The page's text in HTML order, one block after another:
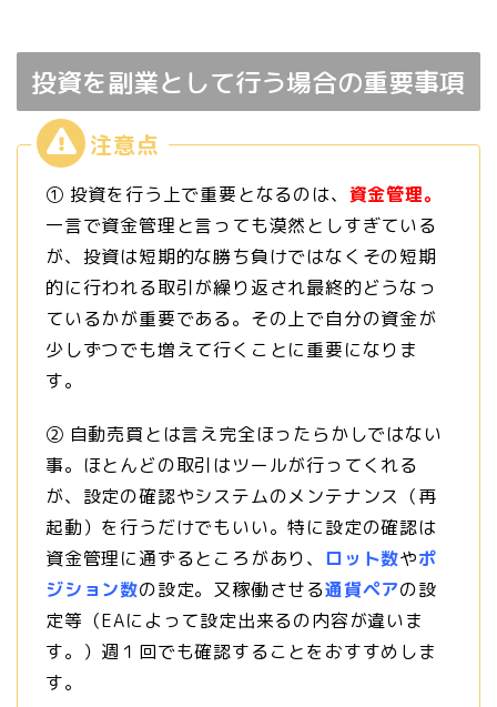
投資を副業として行う場合の重要事項
① 投資を行う上で重要となるのは、 資金管理。
一言で資金管理と言っても漠然としすぎている
が、投資は短期的な勝ち負けではなくその短期
的に行われる取引が繰り返され最終的どうなっ
ているかが重要である。その上で自分の資金が
少しずつでも増えて行くことに重要になりま
す。
② 自動売買とは言え完全ほったらかしではない
事。ほとんどの取引はツールが行ってくれる
が、設定の確認やシステムのメンテナンス（再
起動）を行うだけでもいい。特に設定の確認は
資金管理に通ずるところがあり、 ロット数やポ
ジション数の設定。又稼働させる通貨ペアの設
定等（EAによって設定出来るの内容が違いま
す。）週１回でも確認することをおすすめしま
す。